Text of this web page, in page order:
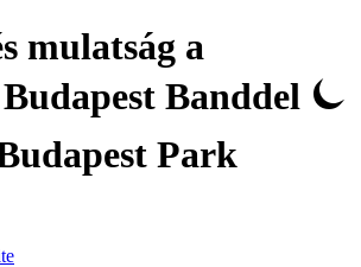
mulatság a
Banddel ⏾
Park